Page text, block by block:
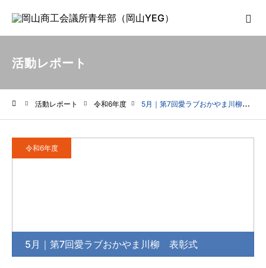
活動レポート
活動レポート 令和6年度 5月｜第7回愛ラブおかやま川柳 表彰式
令和6年度
5月｜第7回愛ラブおかやま川柳 表彰式